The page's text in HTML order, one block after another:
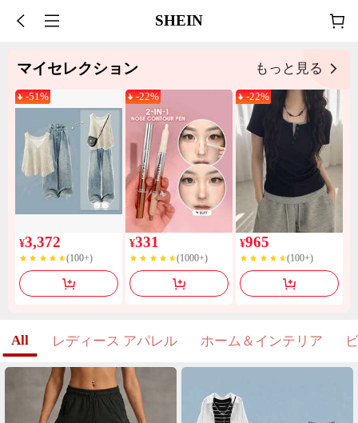
SHEIN
マイセレクション もっと見る
-51%
¥3,372
200+ 売り切れ
(100+)
-22%
¥331
10k+ 売り切れ
10k+ 売り切れ
(1000+)
-22%
¥965
4.0k+ 売り切れ
4.0k+ 売り切れ
(100+)
All レディース アパレル ホーム＆インテリア